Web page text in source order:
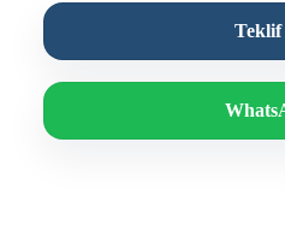
Teklif